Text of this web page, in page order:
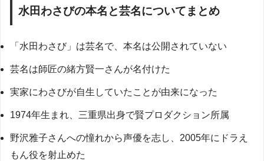
水田わさびの本名と芸名についてまとめ
「水田わさび」は芸名で、本名は公開されていない
芸名は師匠の緒方賢一さんが名付けた
実家にわさびが自生していたことが由来になった
1974年生まれ、三重県出身で賢プロダクション所属
野沢雅子さんへの憧れから声優を志し、2005年にドラえ
もん役を射止めた